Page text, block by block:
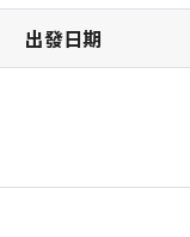
日期